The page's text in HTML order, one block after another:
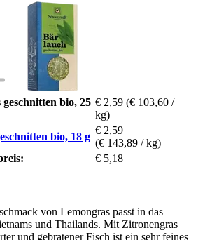
bio, 25 € 2,59 (€ 103,60 /
kg)
bio, 18 g
€ 2,59
(€ 143,89 / kg)
€ 5,18
von Lemongras passt in das
und Thailands. Mit Zitronengras
und gebratener Fisch ist ein sehr feines